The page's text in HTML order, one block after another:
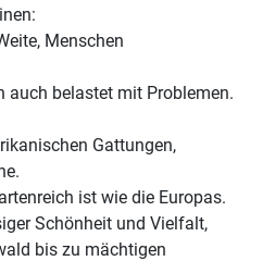
Menschen
auch belastet mit Problemen.
Gattungen,
ist wie die Europas.
Schönheit und Vielfalt,
bis zu mächtigen